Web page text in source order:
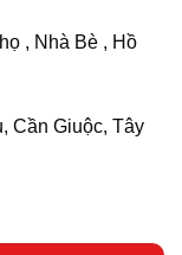
, Nhà Bè , Hồ
Cần Giuộc, Tây